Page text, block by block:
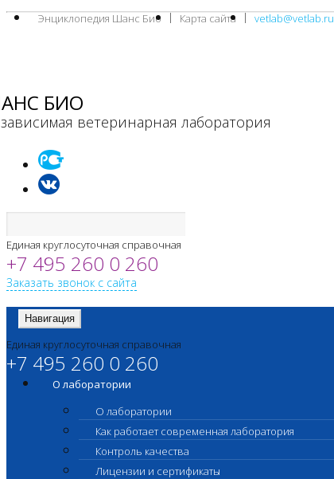
Энциклопедия Шанс Био Карта сайта vetlab@vetlab.ru
БИО
ветеринарная лаборатория
Единая круглосуточная справочная
+7 495 260 0 260
Заказать звонок с сайта
Навигация
Единая круглосуточная справочная
+7 495 260 0 260
О лаборатории
О лаборатории
Как работает современная лаборатория
Контроль качества
Лицензии и сертификаты